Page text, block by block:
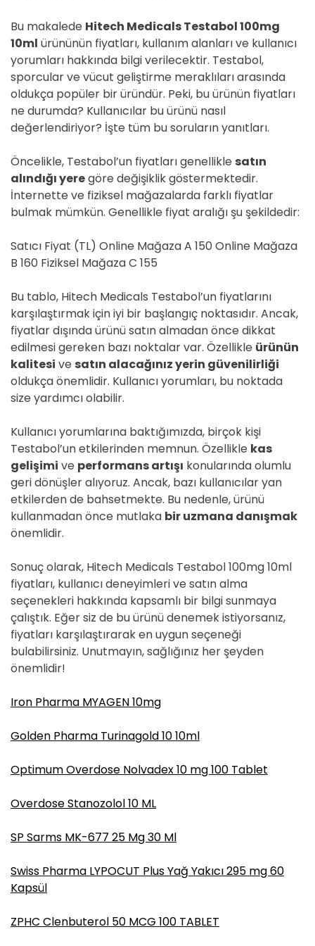
Bu makalede Hitech Medicals Testabol 100mg
10ml ürününün fiyatları, kullanım alanları ve kullanıcı
yorumları hakkında bilgi verilecektir. Testabol,
sporcular ve vücut geliştirme meraklıları arasında
oldukça popüler bir üründür. Peki, bu ürünün fiyatları
ne durumda? Kullanıcılar bu ürünü nasıl
değerlendiriyor? İşte tüm bu soruların yanıtları.
Öncelikle, Testabol’un fiyatları genellikle satın
alındığı yeregöre değişiklik göstermektedir.
İnternette ve fiziksel mağazalarda farklı fiyatlar
bulmak mümkün. Genellikle fiyat aralığı şu şekildedir:
Satıcı Fiyat (TL) Online Mağaza A 150 Online Mağaza
B 160 Fiziksel Mağaza C 155
Bu tablo, Hitech Medicals Testabol’un fiyatlarını
karşılaştırmak için iyi bir başlangıç noktasıdır. Ancak,
fiyatlar dışında ürünü satın almadan önce dikkat
edilmesi gereken bazı noktalar var. Özellikle ürünün
kalitesi ve satın alacağınız yerin güvenilirliği
oldukça önemlidir. Kullanıcı yorumları, bu noktada
size yardımcı olabilir.
Kullanıcı yorumlarına baktığımızda, birçok kişi
Testabol’un etkilerinden memnun. Özellikle kas
gelişimi ve performans artışı konularında olumlu
geri dönüşler alıyoruz. Ancak, bazı kullanıcılar yan
etkilerden de bahsetmekte. Bu nedenle, ürünü
kullanmadan önce mutlaka bir uzmana danışmak
önemlidir.
Sonuç olarak, Hitech Medicals Testabol 100mg 10ml
fiyatları, kullanıcı deneyimleri ve satın alma
seçenekleri hakkında kapsamlı bir bilgi sunmaya
çalıştık. Eğer siz de bu ürünü denemek istiyorsanız,
fiyatları karşılaştırarak en uygun seçeneği
bulabilirsiniz. Unutmayın, sağlığınız her şeyden
önemlidir!
Iron Pharma MYAGEN 10mg
Golden Pharma Turinagold 10 10ml
Optimum Overdose Nolvadex 10 mg 100 Tablet
Overdose Stanozolol 10 ML
SP Sarms MK-677 25 Mg 30 Ml
Swiss Pharma LYPOCUT Plus Yağ Yakıcı 295 mg 60
Kapsül
ZPHC Clenbuterol 50 MCG 100 TABLET